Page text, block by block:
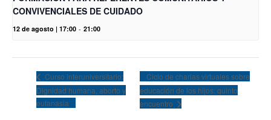
CONVIVENCIALES DE CUIDADO
12 de agosto | 17:00 - 21:00
Curso interuniversitario:
Dignidad humana, aborto y
eutanasia
Ciclo de charlas virtuales sobre
educación de los hijos: quinto
encuentro